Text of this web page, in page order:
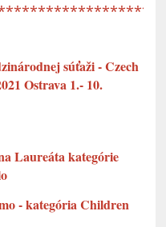
súťaži - Czech
Ostrava 1.- 10.
Laureáta kategórie
- kategória Children